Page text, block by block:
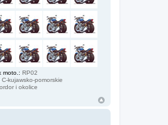
moto.: RP02
C-kujawsko-pomorskie
i okolice